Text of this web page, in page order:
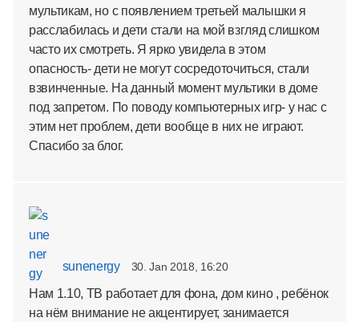
мультикам, но с появлением третьей малышки я
расслабилась и дети стали на мой взгляд слишком
часто их смотреть. Я ярко увидела в этом
опасность- дети не могут сосредоточиться, стали
взвинченные. На данный момент мультики в доме
под запретом. По поводу компьютерных игр- у нас с
этим нет проблем, дети вообще в них не играют.
Спасибо за блог.
sunenergy 30. Jan 2018, 16:20
Нам 1.10, ТВ работает для фона, дом кино , ребёнок
на нём внимание не акцентирует, занимается